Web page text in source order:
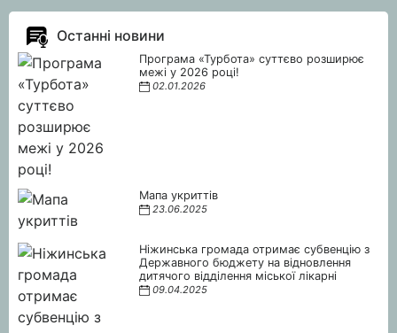
Останні новини
Програма «Турбота» суттєво розширює
межі у 2026 році!
02.01.2026
Мапа укриттів
23.06.2025
Ніжинська громада отримає субвенцію з
Державного бюджету на відновлення
дитячого відділення міської лікарні
09.04.2025